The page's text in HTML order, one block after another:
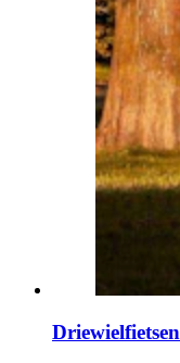
Driewielfietsen